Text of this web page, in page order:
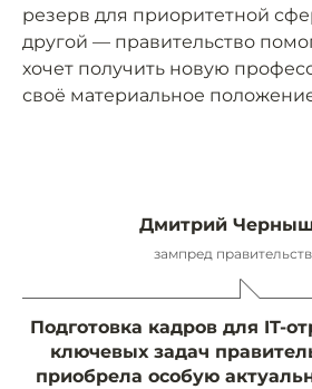
резерв для приоритетной
другой — правительство
хочет получить новую
своё материальное
Дмитрий
зампред
Подготовка кадров для IT-
ключевых задач
приобрела особую